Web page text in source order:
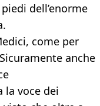
dell’enorme
come per
anche
la voce dei